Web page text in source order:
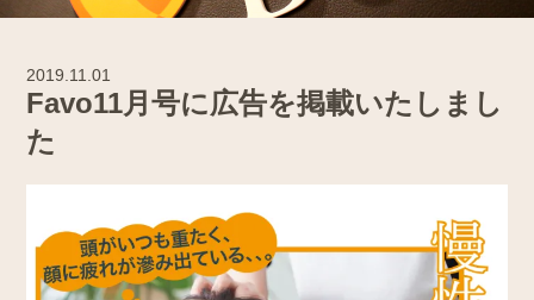
2019.11.01
Favo11月号に広告を掲載いたしまし
た